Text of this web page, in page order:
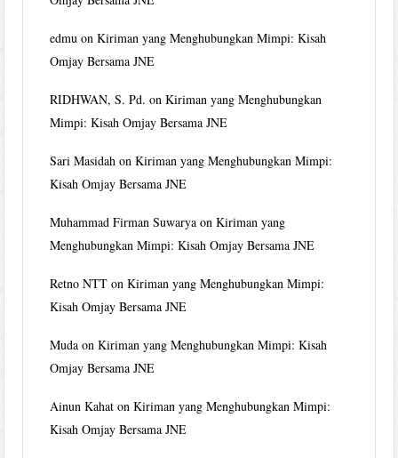
edmu onKiriman yang Menghubungkan Mimpi: Kisah
Omjay Bersama JNE
RIDHWAN, S. Pd. onKiriman yang Menghubungkan
Mimpi: Kisah Omjay Bersama JNE
Sari Masidah onKiriman yang Menghubungkan Mimpi:
Kisah Omjay Bersama JNE
Muhammad Firman Suwarya onKiriman yang
Menghubungkan Mimpi: Kisah Omjay Bersama JNE
Retno NTT onKiriman yang Menghubungkan Mimpi:
Kisah Omjay Bersama JNE
Muda onKiriman yang Menghubungkan Mimpi: Kisah
Omjay Bersama JNE
Ainun Kahat onKiriman yang Menghubungkan Mimpi:
Kisah Omjay Bersama JNE